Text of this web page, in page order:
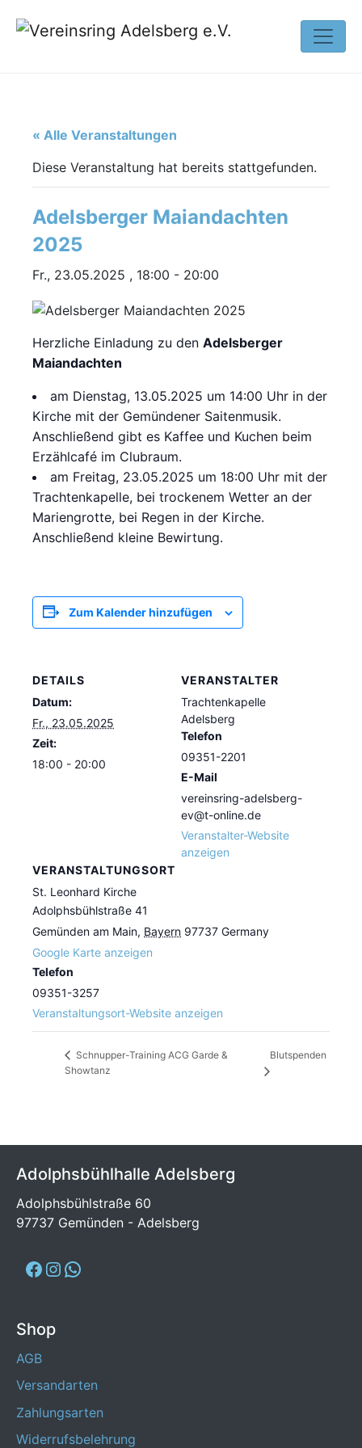
« Alle Veranstaltungen
Diese Veranstaltung hat bereits stattgefunden.
Adelsberger Maiandachten
2025
Fr., 23.05.2025 , 18:00 - 20:00
Herzliche Einladung zu den Adelsberger
Maiandachten
am Dienstag, 13.05.2025 um 14:00 Uhr in der
Kirche mit der Gemündener Saitenmusik.
Anschließend gibt es Kaffee und Kuchen beim
Erzählcafé im Clubraum.
am Freitag, 23.05.2025 um 18:00 Uhr mit der
Trachtenkapelle, bei trockenem Wetter an der
Mariengrotte, bei Regen in der Kirche.
Anschließend kleine Bewirtung.
Zum Kalender hinzufügen
DETAILS
Datum:
Fr., 23.05.2025
Zeit:
18:00 - 20:00
VERANSTALTUNGSORT
St. Leonhard Kirche
Adolphsbühlstraße 41
Gemünden am Main, Bayern 97737 Germany
Google Karte anzeigen
Telefon
09351-3257
Veranstaltungsort-Website anzeigen
VERANSTALTER
Trachtenkapelle
Adelsberg
Telefon
09351-2201
E-Mail
vereinsring-adelsberg-
ev@t-online.de
Veranstalter-Website
anzeigen
Schnupper-Training ACG Garde &
Showtanz
Blutspenden
Adolphsbühlhalle Adelsberg
Adolphsbühlstraße 60
97737 Gemünden - Adelsberg
Shop
AGB
Versandarten
Zahlungsarten
Widerrufsbelehrung